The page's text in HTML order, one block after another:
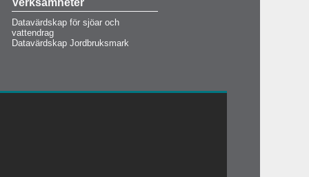
Datavärdskap för sjöar och
vattendrag
Datavärdskap Jordbruksmark